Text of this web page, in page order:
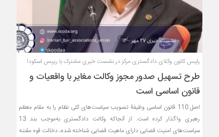
رئیس کانون وکلای دادگستری مرکز در نشست خبری مشترک با رییس اسکودا
طرح تسهیل صدور مجوز وکالت مغایر با واقعیات و
قانون اساسی است
اصل 110 قانون اساسی وظیفۀ تصویب سیاست‌های کلی نظام را به مقام معظم
رهبری واگذار کرده است. از آنجاکه وکالت دادگستری به‌موجب بند 13
سیاست‌های امنیت قضایی دارای ماهیت قضایی شناخته شده، دخالت قوه مقننه